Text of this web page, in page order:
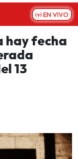
EN VIVO
hay fecha
13